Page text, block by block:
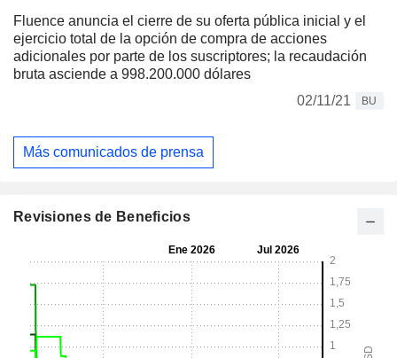
Fluence anuncia el cierre de su oferta pública inicial y el
ejercicio total de la opción de compra de acciones
adicionales por parte de los suscriptores; la recaudación
bruta asciende a 998.200.000 dólares
02/11/21
BU
Más comunicados de prensa
Revisiones de Beneficios